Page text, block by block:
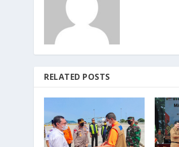
RELATED POSTS